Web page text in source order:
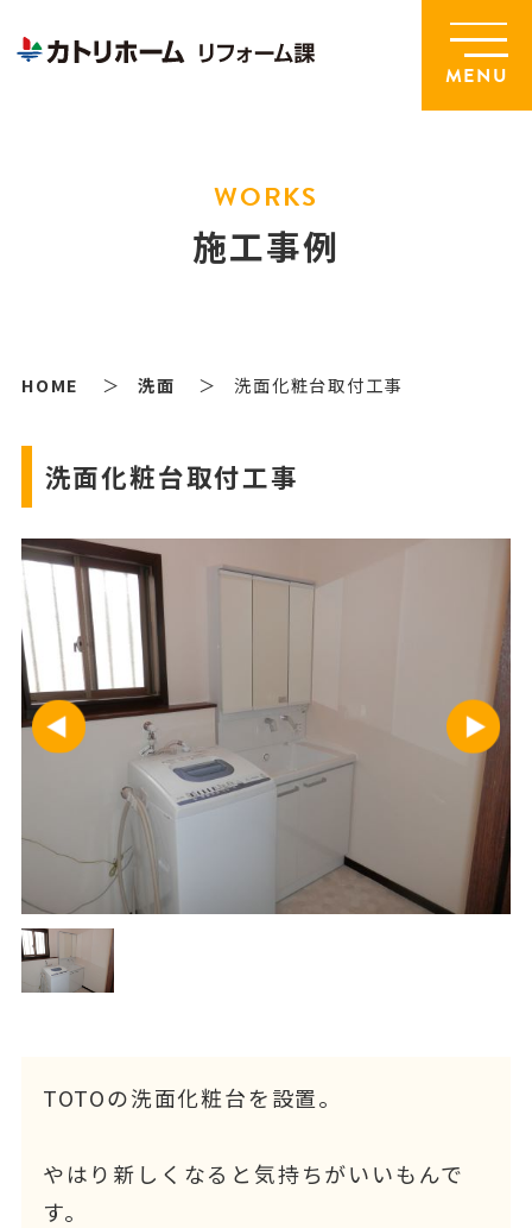
MENU
WORKS
施工事例
HOME 洗面 洗面化粧台取付工事
洗面化粧台取付工事
TOTOの洗面化粧台を設置。
やはり新しくなると気持ちがいいもんで
す。